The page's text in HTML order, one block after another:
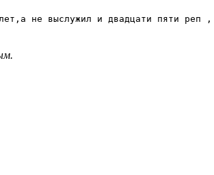
не выслужил и двадцати пяти реп